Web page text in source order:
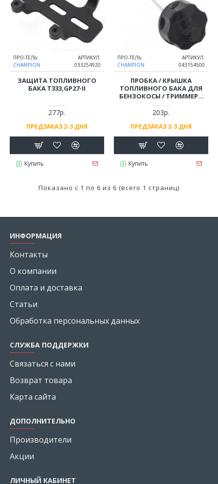
ПРО-ТЕЛЬ:
CHAMPION
АРТИКУЛ:
033254920
ЗАЩИТА ТОПЛИВНОГО
БАКА T333,GP27-II
277р.
ПРЕДЗАКАЗ 2-3 ДНЯ
Купить
ПРО-ТЕЛЬ:
CHAMPION
АРТИКУЛ:
043154500
ПРОБКА / КРЫШКА
ТОПЛИВНОГО БАКА ДЛЯ
БЕНЗОКОСЫ / ТРИММЕРА
CHAMPION T252 ,256, 333, 433,
523, GP27-II, GB227, GBV327S
203р.
ПРЕДЗАКАЗ 2-3 ДНЯ
Купить
Показано с 1 по 6 из 6 (всего 1 страниц)
ИНФОРМАЦИЯ
Контакты
О компании
Оплата и доставка
Статьи
Обработка персональных данных
СЛУЖБА ПОДДЕРЖКИ
Связаться с нами
Возврат товара
Карта сайта
ДОПОЛНИТЕЛЬНО
Производители
Акции
ЛИЧНЫЙ КАБИНЕТ